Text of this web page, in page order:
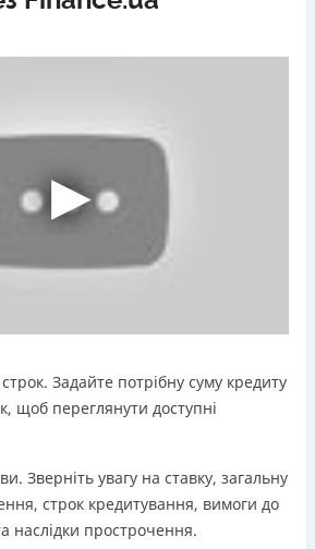
юросіб (ФОП)
або інтернет-банкінг)
18.03.2024 р.
Задайте потрібну суму кредиту
щоб переглянути доступні
Зверніть увагу на ставку, загальну
строк кредитування, вимоги до
наслідки прострочення.